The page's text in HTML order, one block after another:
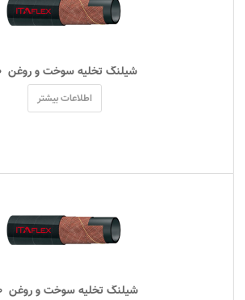
شیلنگ تخلیه سوخت و روغن  ۱۰
اطلاعات بیشتر
شیلنگ تخلیه سوخت و روغن  ۲۰